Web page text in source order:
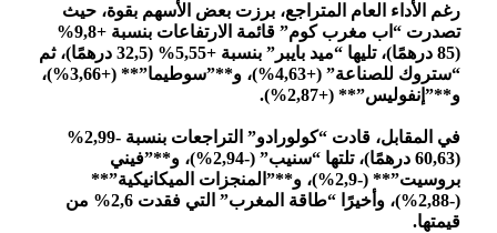
رغم الأداء العام المتراجع، برزت بعض الأسهم بقوة، حيث
تصدرت “اب مغرب كوم” قائمة الارتفاعات بنسبة +9,8%
(85 درهمًا)، تليها “ميد بايبر” بنسبة +5,55% (32,5 درهمًا)، ثم
“ستروك للصناعة” (+4,63%)، و**”سوطيما”** (+3,66%)،
و**”إنفوليس”** (+2,87%).
في المقابل، قادت “كولورادو” التراجعات بنسبة -2,99%
(60,63 درهمًا)، تلتها “سنيب” (-2,94%)، و**”فيني
بروسيت”** (-2,9%)، و**”المنجزات الميكانيكية”**
(-2,88%)، وأخيرًا “طاقة المغرب” التي فقدت 2,6% من
قيمتها.